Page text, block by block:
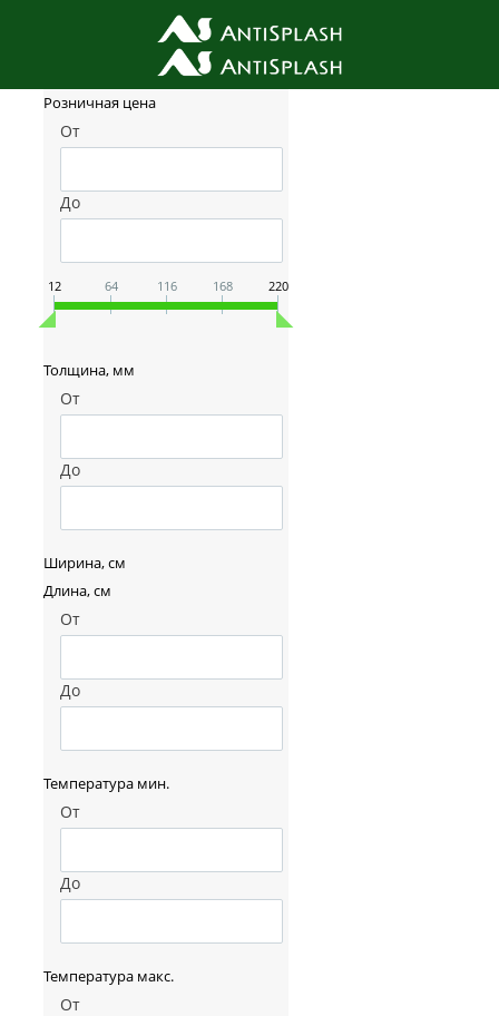
Фильтр товаров
Розничная цена
От
До
12 64 116 168 220
Толщина, мм
От
До
Ширина, см
Длина, см
От
До
Температура мин.
От
До
Температура макс.
От